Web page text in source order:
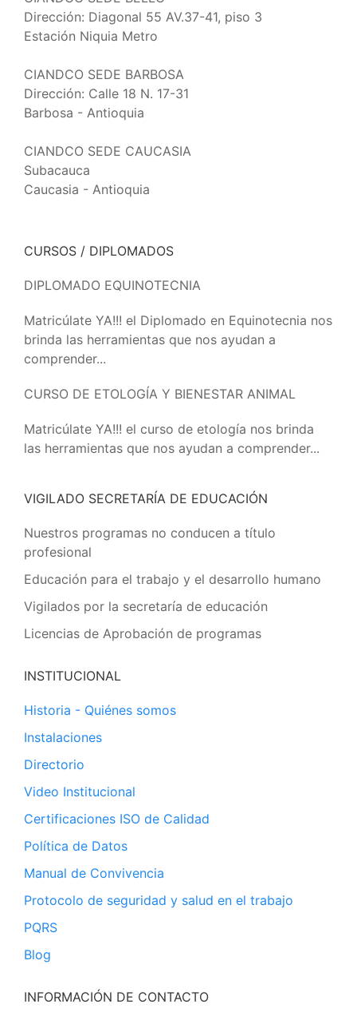
Dirección: Diagonal 55 AV.37-41, piso 3
Estación Niquia Metro
CIANDCO SEDE BARBOSA
Dirección: Calle 18 N. 17-31
Barbosa - Antioquia
CIANDCO SEDE CAUCASIA
Subacauca
Caucasia - Antioquia
CURSOS / DIPLOMADOS
DIPLOMADO EQUINOTECNIA
Matricúlate YA!!! el Diplomado en Equinotecnia nos
brinda las herramientas que nos ayudan a
comprender...
CURSO DE ETOLOGÍA Y BIENESTAR ANIMAL
Matricúlate YA!!! el curso de etología nos brinda
las herramientas que nos ayudan a comprender...
VIGILADO SECRETARÍA DE EDUCACIÓN
Nuestros programas no conducen a título
profesional
Educación para el trabajo y el desarrollo humano
Vigilados por la secretaría de educación
Licencias de Aprobación de programas
INSTITUCIONAL
Historia - Quiénes somos
Instalaciones
Directorio
Video Institucional
Certificaciones ISO de Calidad
Política de Datos
Manual de Convivencia
Protocolo de seguridad y salud en el trabajo
PQRS
Blog
INFORMACIÓN DE CONTACTO